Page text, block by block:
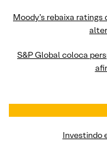
Moody’s rebaixa
S&P Global coloca
Investindo